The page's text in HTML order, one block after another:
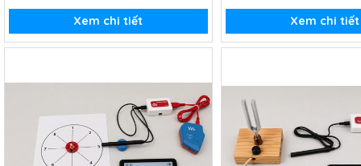
Xem chi tiết Xem chi tiết